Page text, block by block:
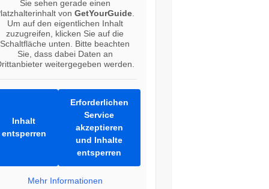
Sie sehen gerade einen
vonGetYourGuide
Um auf den eigentlichen Inhalt
zuzugreifen, klicken Sie auf die
Schaltfläche unten. Bitte beachten
Sie, dass dabei Daten an
weitergegeben werden.
Inhalt
entsperren
Erforderlichen
Service
akzeptieren
und Inhalte
entsperren
Mehr Informationen